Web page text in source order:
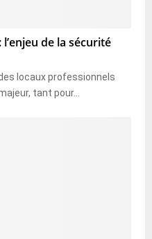
de la sécurité
locaux professionnels
tant pour...